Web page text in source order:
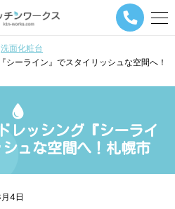
メ
ー
ビ
タ
洗面化粧台
シーライン』でスタイリッシュな空間へ！
レッシング『シーライ
ュな空間へ！札幌市
4日